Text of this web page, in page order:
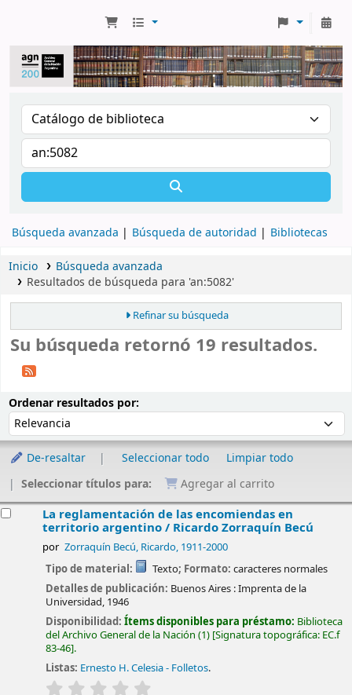
Búsqueda avanzada Búsqueda de autoridad Bibliotecas
Inicio
Búsqueda avanzada
Resultados de búsqueda para 'an:5082'
Refinar su búsqueda
Su búsqueda retornó 19 resultados.
Ordenar resultados por:
De-resaltar Seleccionar todo
Limpiar todo
Seleccionar títulos para:
Agregar al carrito
La reglamentación de las encomiendas en
territorio argentino / Ricardo Zorraquín Becú
por Zorraquín Becú, Ricardo, 1911-2000
Tipo de material: Texto; Formato: caracteres normales
Detalles de publicación: Buenos Aires :Imprenta de la
Universidad, 1946
Disponibilidad:Ítems disponibles para préstamo: Biblioteca
del Archivo General de la Nación (1) Signatura topográfica: EC.f
83-46 .
Listas: Ernesto H. Celesia - Folletos.
valoración